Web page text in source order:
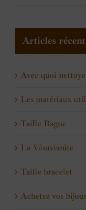
Articles
Avec quoi
Les matériaux
Taille Bague
La Vésuvianite
Taille bracelet
Achetez vos